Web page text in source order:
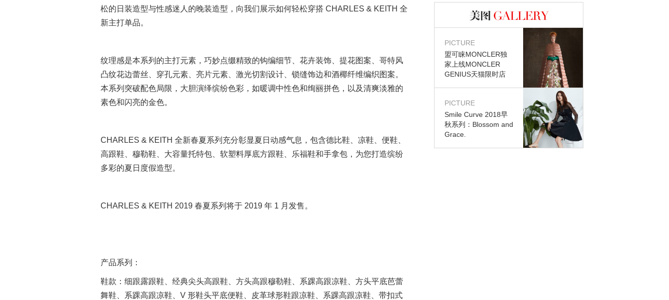
松的日装造型与性感迷人的晚装造型，向我们展示如何轻松穿搭 CHARLES & KEITH 全
新主打单品。
纹理感是本系列的主打元素，巧妙点缀精致的钩编细节、花卉装饰、提花图案、哥特风
凸纹花边蕾丝、穿孔元素、亮片元素、激光切割设计、锁缝饰边和酒椰纤维编织图案。
本系列突破配色局限，大胆演绎缤纷色彩，如暖调中性色和绚丽拼色，以及清爽淡雅的
素色和闪亮的金色。
CHARLES & KEITH 全新春夏系列充分彰显夏日动感气息，包含德比鞋、凉鞋、便鞋、
高跟鞋、穆勒鞋、大容量托特包、软塑料厚底方跟鞋、乐福鞋和手拿包，为您打造缤纷
多彩的夏日度假造型。
CHARLES & KEITH 2019 春夏系列将于 2019 年 1 月发售。
产品系列：
鞋款： 细跟露跟鞋、经典尖头高跟鞋、方头高跟穆勒鞋、系踝高跟凉鞋、方头平底芭蕾
舞鞋、系踝高跟凉鞋、V 形鞋头平底便鞋、皮革球形鞋跟凉鞋、系踝高跟凉鞋、带扣式
图库
PICTURE
盟可睐MONCLER独
家上线MONCLER
GENIUS天猫限时店
PICTURE
Smile Curve 2018早
秋系列：Blossom and
Grace.